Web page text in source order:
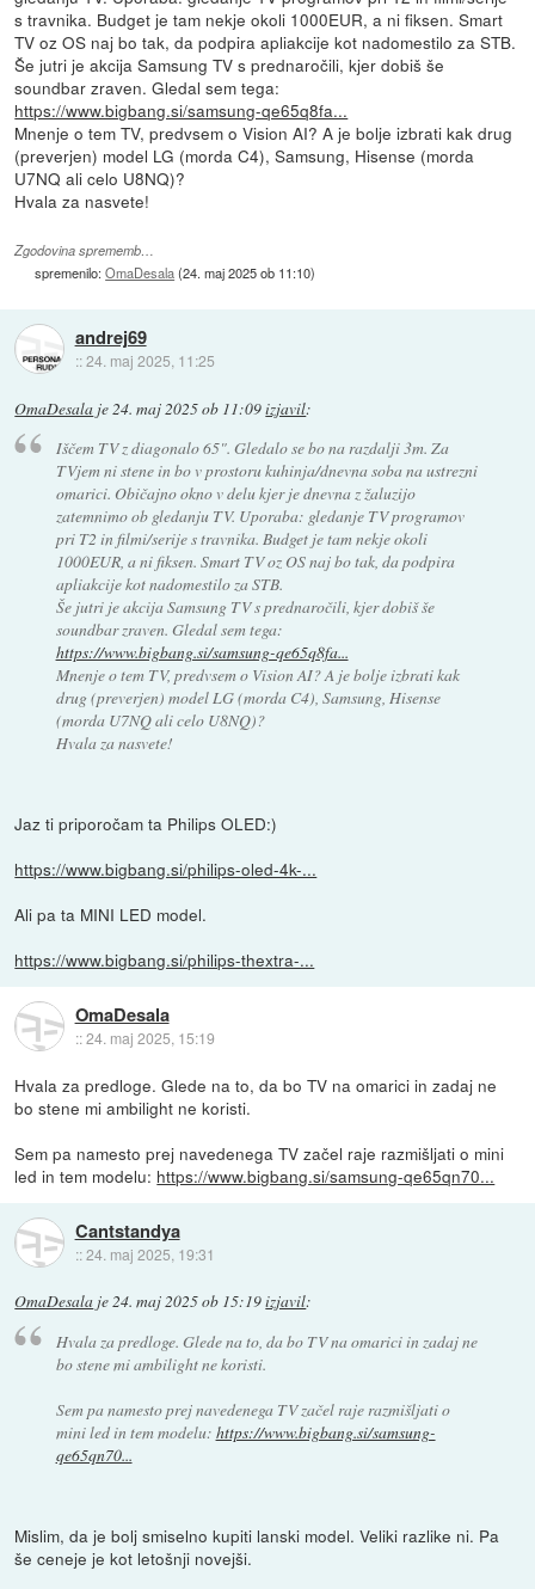
s travnika. Budget je tam nekje okoli 1000EUR, a ni fiksen. Smart
TV oz OS naj bo tak, da podpira apliakcije kot nadomestilo za STB.
Še jutri je akcija Samsung TV s prednaročili, kjer dobiš še
soundbar zraven. Gledal sem tega:
https://www.bigbang.si/samsung-qe65q8fa...
Mnenje o tem TV, predvsem o Vision AI? A je bolje izbrati kak drug
(preverjen) model LG (morda C4), Samsung, Hisense (morda
U7NQ ali celo U8NQ)?
Hvala za nasvete!
Zgodovina sprememb…
spremenilo:OmaDesala(24. maj 2025 ob 11:10)
andrej69
::24. maj 2025, 11:25
OmaDesala je24. maj 2025 ob 11:09izjavil:
Iščem TV z diagonalo 65". Gledalo se bo na razdalji 3m. Za
TVjem ni stene in bo v prostoru kuhinja/dnevna soba na ustrezni
omarici. Običajno okno v delu kjer je dnevna z žaluzijo
zatemnimo ob gledanju TV. Uporaba: gledanje TV programov
pri T2 in filmi/serije s travnika. Budget je tam nekje okoli
1000EUR, a ni fiksen. Smart TV oz OS naj bo tak, da podpira
apliakcije kot nadomestilo za STB.
Še jutri je akcija Samsung TV s prednaročili, kjer dobiš še
soundbar zraven. Gledal sem tega:
https://www.bigbang.si/samsung-qe65q8fa...
Mnenje o tem TV, predvsem o Vision AI? A je bolje izbrati kak
drug (preverjen) model LG (morda C4), Samsung, Hisense
(morda U7NQ ali celo U8NQ)?
Hvala za nasvete!
Jaz ti priporočam ta Philips OLED:)
https://www.bigbang.si/philips-oled-4k-...
Ali pa ta MINI LED model.
https://www.bigbang.si/philips-thextra-...
OmaDesala
::24. maj 2025, 15:19
Hvala za predloge. Glede na to, da bo TV na omarici in zadaj ne
bo stene mi ambilight ne koristi.
Sem pa namesto prej navedenega TV začel raje razmišljati o mini
led in tem modelu: https://www.bigbang.si/samsung-qe65qn70...
Cantstandya
::24. maj 2025, 19:31
OmaDesala je24. maj 2025 ob 15:19izjavil:
Hvala za predloge. Glede na to, da bo TV na omarici in zadaj ne
bo stene mi ambilight ne koristi.
Sem pa namesto prej navedenega TV začel raje razmišljati o
mini led in tem modelu: https://www.bigbang.si/samsung-
qe65qn70...
Mislim, da je bolj smiselno kupiti lanski model. Veliki razlike ni. Pa
še ceneje je kot letošnji novejši.